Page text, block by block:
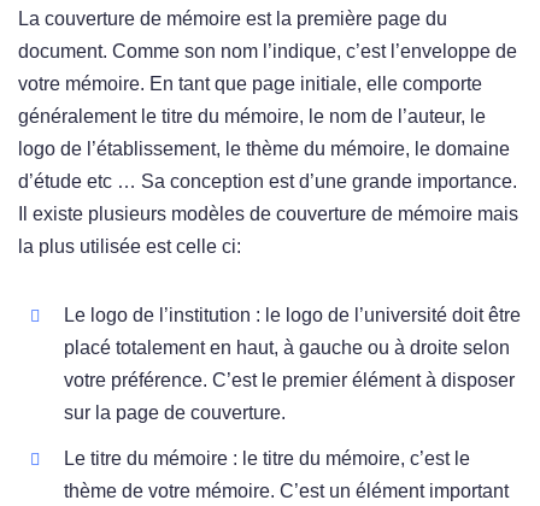
La couverture de mémoire est la première page du
document. Comme son nom l’indique, c’est l’enveloppe de
votre mémoire. En tant que page initiale, elle comporte
généralement le titre du mémoire, le nom de l’auteur, le
logo de l’établissement, le thème du mémoire, le domaine
d’étude etc … Sa conception est d’une grande importance.
Il existe plusieurs modèles de couverture de mémoire mais
la plus utilisée est celle ci:
Le logo de l’institution : le logo de l’université doit être
placé totalement en haut, à gauche ou à droite selon
votre préférence. C’est le premier élément à disposer
sur la page de couverture.
Le titre du mémoire : le titre du mémoire, c’est le
thème de votre mémoire. C’est un élément important